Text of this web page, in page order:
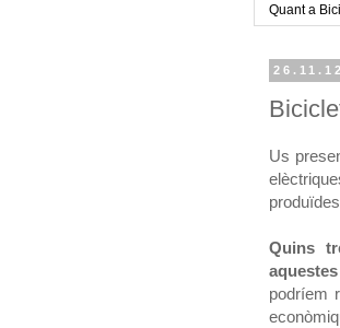
Quant a
26.11.12
Us
Quins
podríem